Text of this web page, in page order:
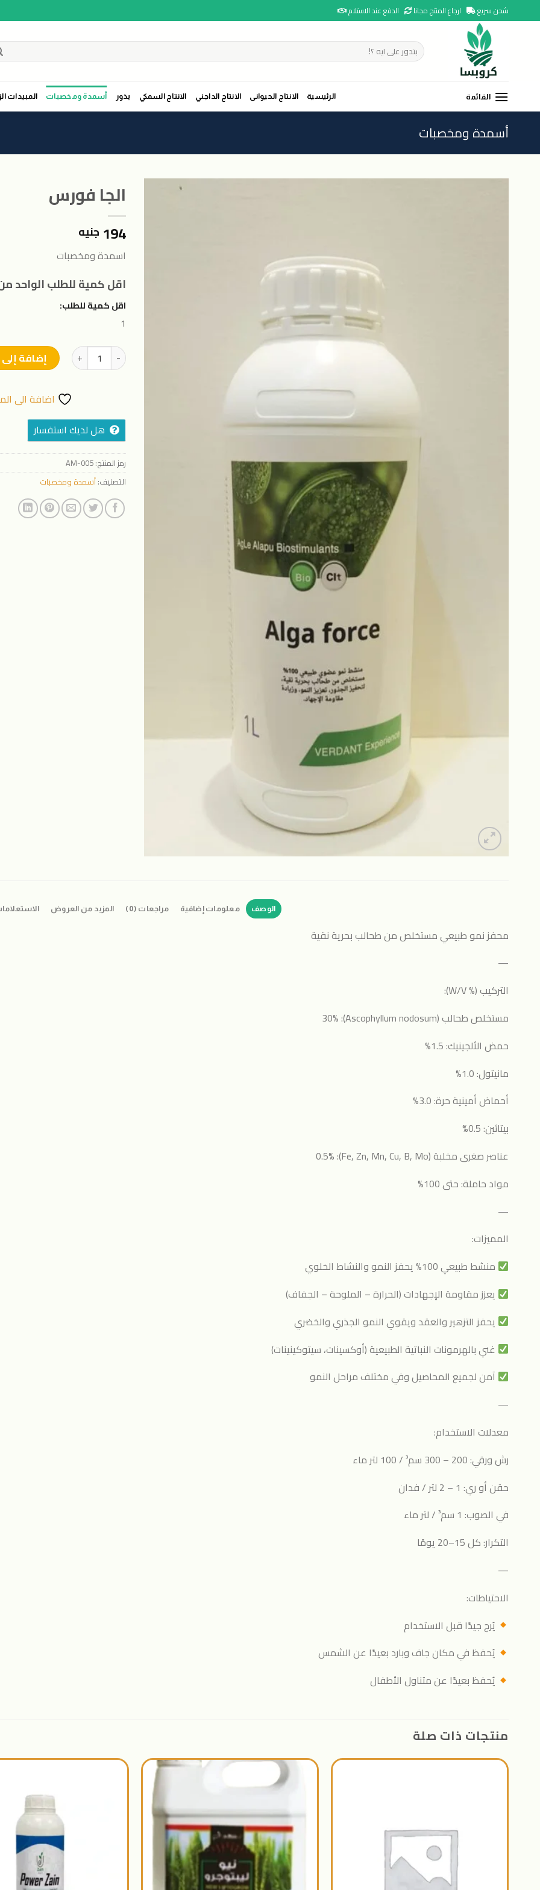
to
شحن سريع ارجاع المنتج مجانا الدفع عند الاستلام
البحث
عن:
القائمة الرئيسية الانتاج الحيوانى الانتاج الداجني الانتاج السمكي بذور أسمدة ومخصبات المبيدات
أسمدة ومخصبات
الجا فورس
194 جنيه
اسمدة ومخصبات
اقل كمية للطلب الواحد
اقل كمية للطلب:
1
كمية الجا فورس إضافة
اضافة الى
هل لديك استفسار
رمز المنتج:AM-005
التصنيف:أسمدة ومخصبات
الوصف معلومات إضافية مراجعات (0) المزيد من العروض
محفز نمو طبيعي مستخلص من طحالب بحرية نقية
—
التركيب (% W/V):
مستخلص طحالب (Ascophyllum nodosum): 30%
حمض الألجينيك: 1.5%
مانيتول: 1.0%
أحماض أمينية حرة: 3.0%
بيتائين: 0.5%
عناصر صغرى مخلبة (Fe, Zn, Mn, Cu, B, Mo): 0.5%
مواد حاملة: حتى 100%
—
المميزات:
منشط طبيعي 100% يحفز النمو والنشاط الخلوي
يعزز مقاومة الإجهادات (الحرارة – الملوحة – الجفاف)
يحفز التزهير والعقد ويقوي النمو الجذري والخضري
غني بالهرمونات النباتية الطبيعية (أوكسينات، سيتوكينينات)
آمن لجميع المحاصيل وفي مختلف مراحل النمو
—
معدلات الاستخدام:
رش ورقي: 200 – 300 سم³ / 100 لتر ماء
حقن أو ري: 1 – 2 لتر / فدان
في الصوب: 1 سم³ / لتر ماء
التكرار: كل 15–20 يومًا
—
الاحتياطات:
يُرج جيدًا قبل الاستخدام
يُحفظ في مكان جاف وبارد بعيدًا عن الشمس
يُحفظ بعيدًا عن متناول الأطفال
منتجات ذات صلة
اضافة
الى